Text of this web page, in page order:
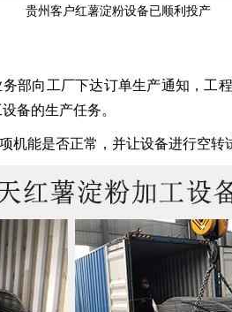
贵州客户红薯淀粉设备已顺利投产
部向工厂下达订单生产通知，工
备的生产任务。
机能是否正常，并让设备进行空转